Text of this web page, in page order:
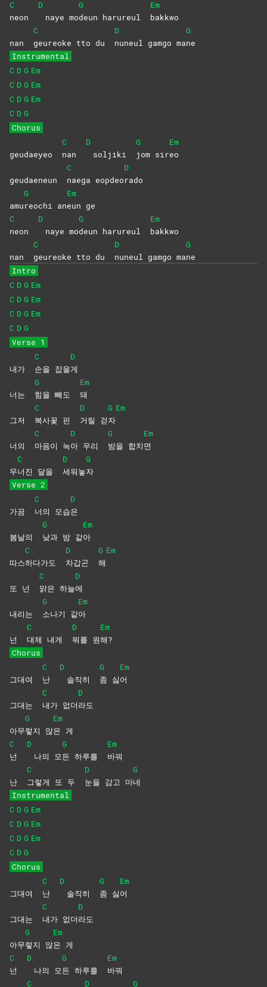
C
neon
D
naye mo
G
deun harureul
Em
bakkwo
nan
C
geureoke tto du
D
nuneul gamgo ma
G
ne
Instrumental
C D G Em
C D G Em
C D G Em
C D G
Chorus
geudaeyeo
C
nan
D
soljiki
G
jom sir
Em
eo
geudaeneun
C
naega eopdeo
D
rado
amu
G
reochi an
Em
eun ge
C
neon
D
naye mo
G
deun harureul
Em
bakkwo
nan
C
geureoke tto du
D
nuneul gamgo ma
G
ne
Intro
C D G Em
C D G Em
C D G Em
C D G
Verse 1
내가
C
손을 잡을
D
게
너는
G
힘을 빼도
Em
돼
그저
C
복사꽃 핀
D
거릴 걷
G
자
Em
너의
C
마음이 녹
D
아 우리
G
밤을 합치
Em
면
무
C
너진 달을
D
세워놓
G
자
Verse 2
가끔
C
너의 모습
D
은
봄날의
G
낮과 밤 같
Em
아
따스
C
하다가도
D
차갑곤
G
해
Em
또 넌
C
맑은 하늘
D
에
내리는
G
소나기 같
Em
아
넌
C
대체 내게
D
뭐를 원
Em
해?
Chorus
그대여
C
난
D
솔직히
G
좀 싫
Em
어
그대는
C
내가 없더
D
라도
아무
G
렇지 않
Em
은 게
C
넌
D
나의 모
G
든 하루를
Em
바꿔
난
C
그렇게 또 두
D
눈을 감고 마
G
네
Instrumental
C D G Em
C D G Em
C D G Em
C D G
Chorus
그대여
C
난
D
솔직히
G
좀 싫
Em
어
그대는
C
내가 없더
D
라도
아무
G
렇지 않
Em
은 게
C
넌
D
나의 모
G
든 하루를
Em
바꿔
C
D G